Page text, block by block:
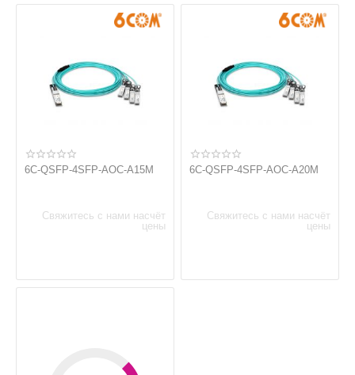
6C-QSFP-4SFP-AOC-A15M
Свяжитесь с нами насчёт
цены
6C-QSFP-4SFP-AOC-A20M
Свяжитесь с нами насчёт
цены